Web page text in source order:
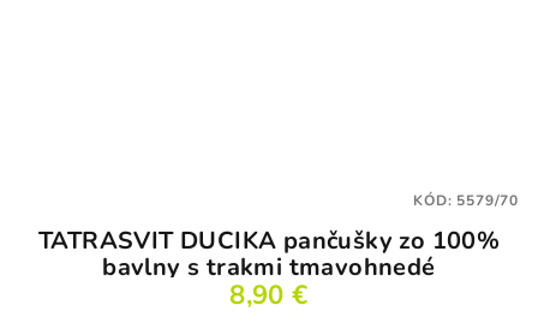
TATRASVIT DUCIKA pančušky zo 100%
bavlny s trakmi tmavohnedé
8,90 €
KÓD: 5579/70